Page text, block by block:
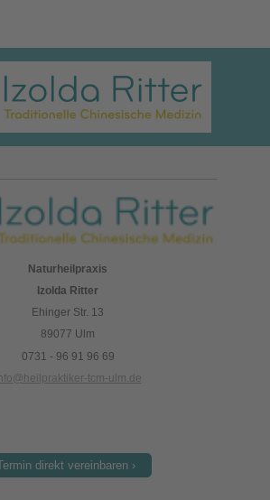
Naturheilpraxis
Izolda Ritter
Ehinger Str. 13
89077 Ulm
0731 - 96 91 96 69
tcm-ulm.de
direkt vereinbaren